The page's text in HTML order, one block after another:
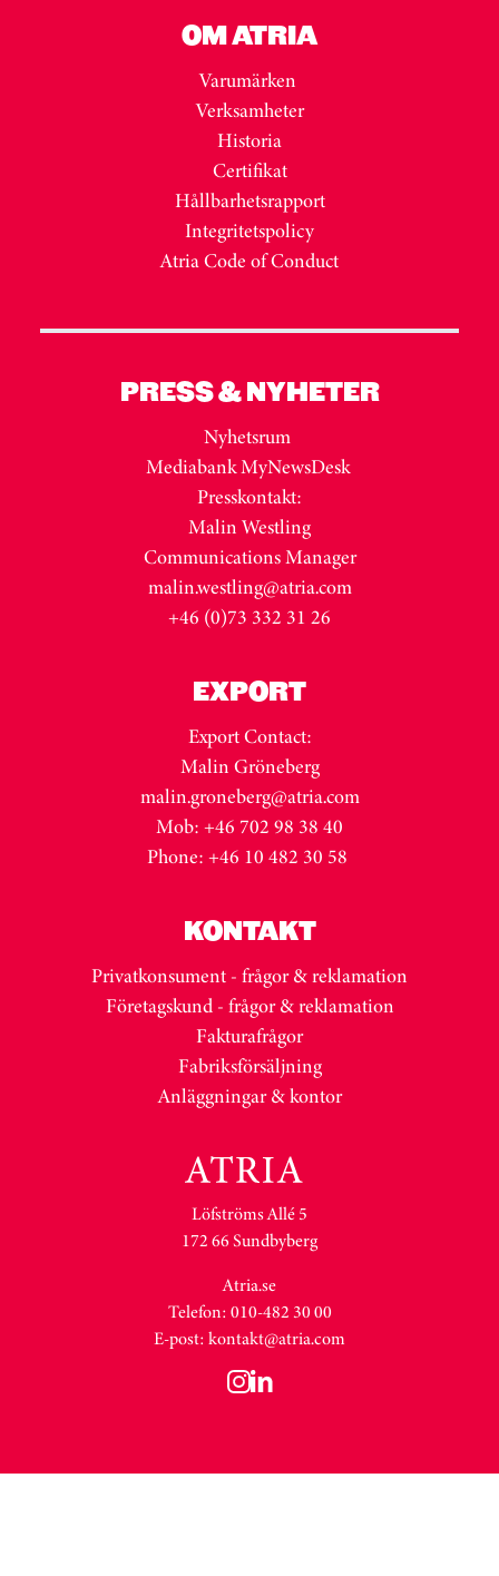
OM ATRIA
Varumärken
Verksamheter
Historia
Certifikat
Hållbarhetsrapport
Integritetspolicy
Atria Code of Conduct
PRESS & NYHETER
Nyhetsrum
Mediabank MyNewsDesk
Presskontakt:
Malin Westling
Communications Manager
malin.westling@atria.com
+46 (0)73 332 31 26
EXPORT
Export Contact:
Malin Gröneberg
malin.groneberg@atria.com
Mob: +46 702 98 38 40
Phone: +46 10 482 30 58
KONTAKT
Privatkonsument - frågor & reklamation
Företagskund - frågor & reklamation
Fakturafrågor
Fabriksförsäljning
Anläggningar & kontor
Löfströms Allé 5
172 66 Sundbyberg
Atria.se
Telefon: 010-482 30 00
E-post: kontakt@atria.com